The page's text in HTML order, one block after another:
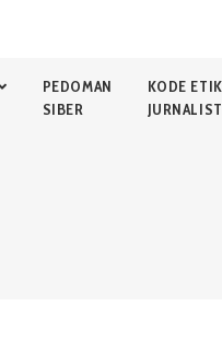
PEDOMAN
SIBER
KODE ETIK